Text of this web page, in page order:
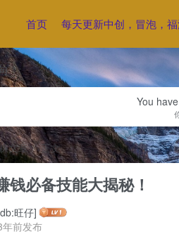
首页 每天更新中创，冒泡，
You
文章 正文
钱必备技能大揭秘！
旺仔]
年前发布